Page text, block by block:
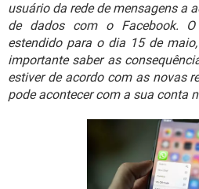
INSTAGRAM
GUIA DE COMPRAS
OUTLOOK
INSTAGRAM
GUIA DE COMPRAS
usuário da rede de mensagens a
de dados com o Facebook.
estendido para o dia 15 de
importante saber as
estiver de acordo com as novas
pode acontecer com a sua conta